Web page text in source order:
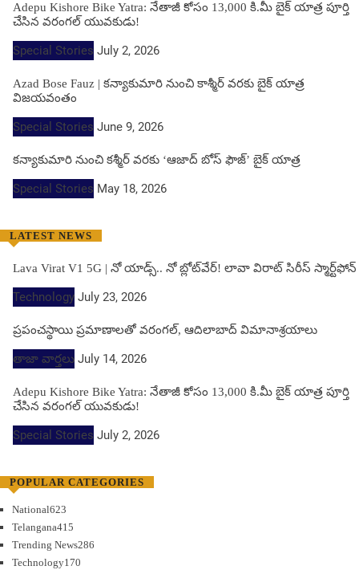
Adepu Kishore Bike Yatra: నేతాజీ కోసం 13,000 కి.మీ బైక్ యాత్ర పూర్తి
చేసిన వరంగల్ యువకుడు!
Special Stories July 2, 2026
Azad Bose Fauz | కన్యాకుమారి నుంచి కాశ్మీర్ వరకు బైక్ యాత్ర
విజయవంతం
Special Stories June 9, 2026
కన్యాకుమారి నుంచి కశ్మీర్ వరకు ‘ఆజాద్ బోస్ ఫౌజ్’ బైక్ యాత్ర
Special Stories May 18, 2026
LATEST NEWS
Lava Virat V1 5G | నో యాడ్స్.. నో బ్లోట్‌వేర్! లావా విరాట్ సిరీస్ స్మార్ట్‌ఫోన్​
Technology July 23, 2026
ప్రపంచస్థాయి ప్రమాణాలతో వరంగల్, ఆదిలాబాద్ విమానాశ్రయాలు
తాజా వార్తలు July 14, 2026
Adepu Kishore Bike Yatra: నేతాజీ కోసం 13,000 కి.మీ బైక్ యాత్ర పూర్తి
చేసిన వరంగల్ యువకుడు!
Special Stories July 2, 2026
POPULAR CATEGORIES
National623
Telangana415
Trending News286
Technology170